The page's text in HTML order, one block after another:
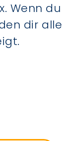
Wenn du
dir alle